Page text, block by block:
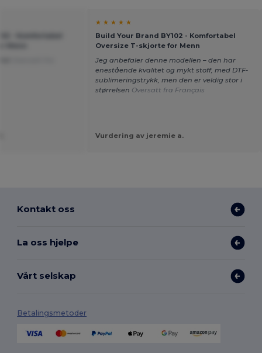
★ ★ ★ ★ ★
Build Your Brand BY102 - Komfortabel
Oversize T-skjorte for Menn
Jeg anbefaler denne modellen – den har
enestående kvalitet og mykt stoff, med DTF-
sublimeringstrykk, men den er veldig stor i
størrelsen Oversatt fra Français
Vurdering av jeremie a.
Kontakt oss
La oss hjelpe
Vårt selskap
Betalingsmetoder